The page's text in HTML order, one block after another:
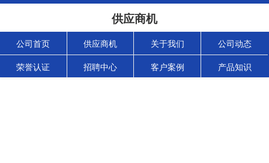
供应商机
公司首页 供应商机 关于我们 公司动态
荣誉认证 招聘中心 客户案例 产品知识